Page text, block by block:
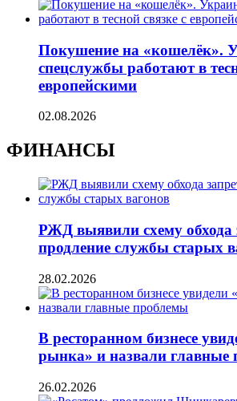
Покушение на «кошелёк».
спецслужбы работают в
европейскими
02.08.2026
ФИНАНСЫ
РЖД выявили схему обхода
продление службы старых
28.02.2026
В ресторанном бизнесе
рынка» и назвали главные
26.02.2026